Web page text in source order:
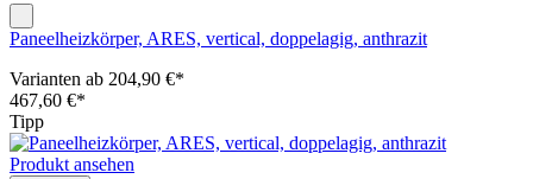
Paneelheizkörper, ARES, vertical, doppelagig, anthrazit
Varianten ab 204,90 €*
467,60 €*
Tipp
Produkt ansehen